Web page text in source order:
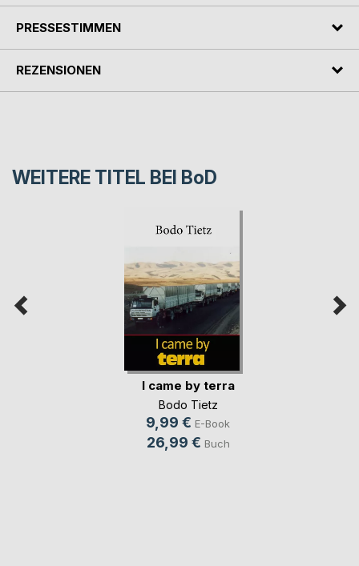
PRESSESTIMMEN
REZENSIONEN
WEITERE TITEL BEI BoD
I came by terra
Bodo Tietz
9,99 € E-Book
26,99 € Buch